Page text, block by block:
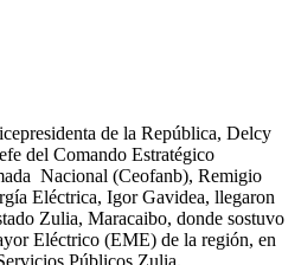
de la República, Delcy
del Comando Estratégico
Nacional (Ceofanb), Remigio
Eléctrica, Igor Gavidea, llegaron
Zulia, Maracaibo, donde sostuvo
Eléctrico (EME) de la región, en
Públicos Zulia.